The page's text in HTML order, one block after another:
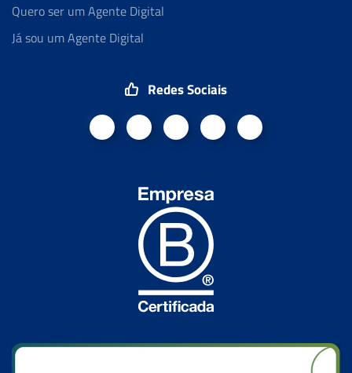
Quero ser um Agente Digital
Já sou um Agente Digital
Redes Sociais